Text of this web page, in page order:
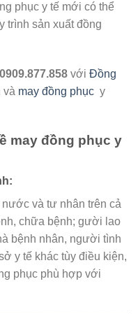
phục y tế mới có thể
trình sản xuất đồng
với Đồng
và may đồng phục y
may đồng phục y
và tư nhân trên cả
chữa bệnh; gười lao
bệnh nhân, người tình
y tế khác tùy điều kiện,
phục phù hợp với